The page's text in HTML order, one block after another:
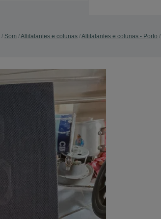
Som Altifalantes e colunas Altifalantes e colunas - Porto